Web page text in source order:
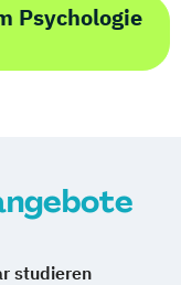
Psychologie
studieren